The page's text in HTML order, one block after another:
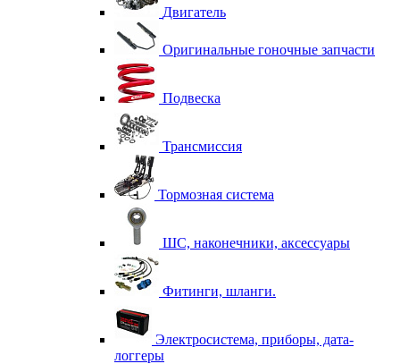
Двигатель
Оригинальные гоночные запчасти
Подвеска
Трансмиссия
Тормозная система
ШС, наконечники, аксессуары
Фитинги, шланги.
Электросистема, приборы, дата-
логгеры